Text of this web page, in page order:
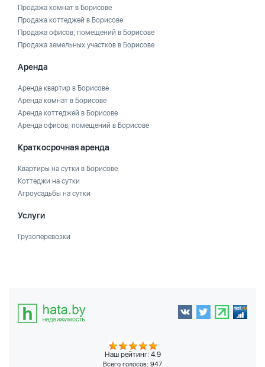
Продажа комнат в Борисове
Продажа коттеджей в Борисове
Продажа офисов, помещений в Борисове
Продажа земельных участков в Борисове
Аренда
Аренда квартир в Борисове
Аренда комнат в Борисове
Аренда коттеджей в Борисове
Аренда офисов, помещений в Борисове
Краткосрочная аренда
Квартиры на сутки в Борисове
Коттеджи на сутки
Агроусадьбы на сутки
Услуги
Грузоперевозки
Наш рейтинг: 4.9
Всего голосов: 947